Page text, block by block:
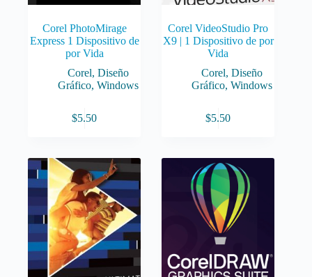
Corel PhotoMirage
Express 1 Dispositivo de
por Vida
Corel,Diseño
Gráfico,Windows
$5.50
Corel VideoStudio Pro
X9 | 1 Dispositivo de por
Vida
Corel,Diseño
Gráfico,Windows
$5.50